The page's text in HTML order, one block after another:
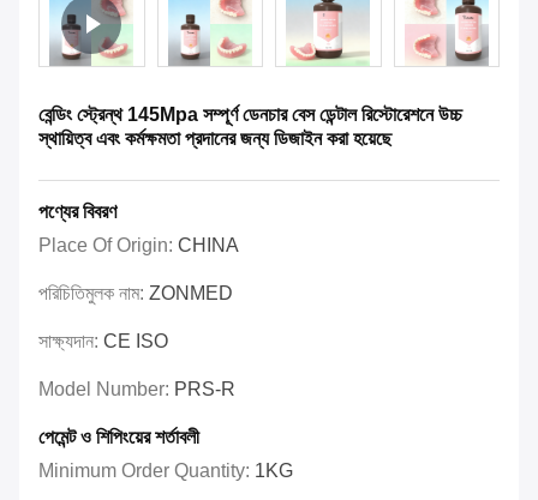
বেন্ডিং স্ট্রেন্থ 145Mpa সম্পূর্ণ ডেনচার বেস ডেন্টাল রিস্টোরেশনে উচ্চ
স্থায়িত্ব এবং কর্মক্ষমতা প্রদানের জন্য ডিজাইন করা হয়েছে
পণ্যের বিবরণ
Place Of Origin: CHINA
পরিচিতিমুলক নাম: ZONMED
সাক্ষ্যদান: CE ISO
Model Number: PRS-R
পেমেন্ট ও শিপিংয়ের শর্তাবলী
Minimum Order Quantity: 1KG